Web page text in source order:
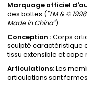
Marquage officiel
des bottes ("TM & ©
Made in China").
Conception :Corps
sculpté caractéristique
tissu extensible et cape
Articulations:Les
articulations sont